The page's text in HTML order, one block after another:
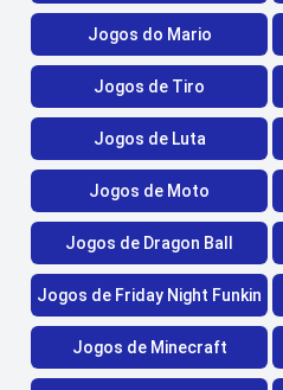
Jogos do Mario
Jogos de Tiro
Jogos de Luta
Jogos de Moto
Jogos de Dragon Ball
Jogos de Friday Night Funkin
Jogos de Minecraft